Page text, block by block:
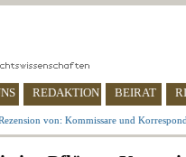
REDAKTION BEIRAT
von: Kommissare und